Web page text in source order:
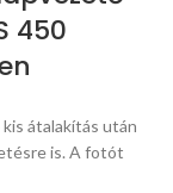
450
átalakítás után
is. A fotót